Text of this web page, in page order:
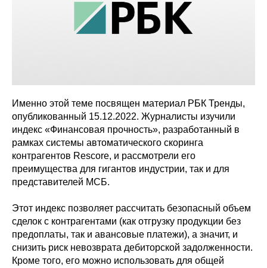
Именно этой теме посвящен материал РБК Тренды,
опубликованный 15.12.2022. Журналисты изучили
индекс «Финансовая прочность», разработанный в
рамках системы автоматического скоринга
контрагентов Rescore, и рассмотрели его
преимущества для гигантов индустрии, так и для
представителей МСБ.
Этот индекс позволяет рассчитать безопасный объем
сделок с контрагентами (как отгрузку продукции без
предоплаты, так и авансовые платежи), а значит, и
снизить риск невозврата дебиторской задолженности.
Кроме того, его можно использовать для общей